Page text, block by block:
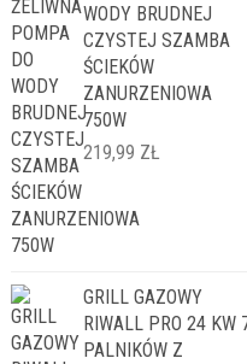
WODY BRUDNEJ
CZYSTEJ SZAMBA
ŚCIEKÓW
ZANURZENIOWA
750W
219,99 ZŁ
GRILL GAZOWY
RIWALL PRO 24 KW
PALNIKÓW Z